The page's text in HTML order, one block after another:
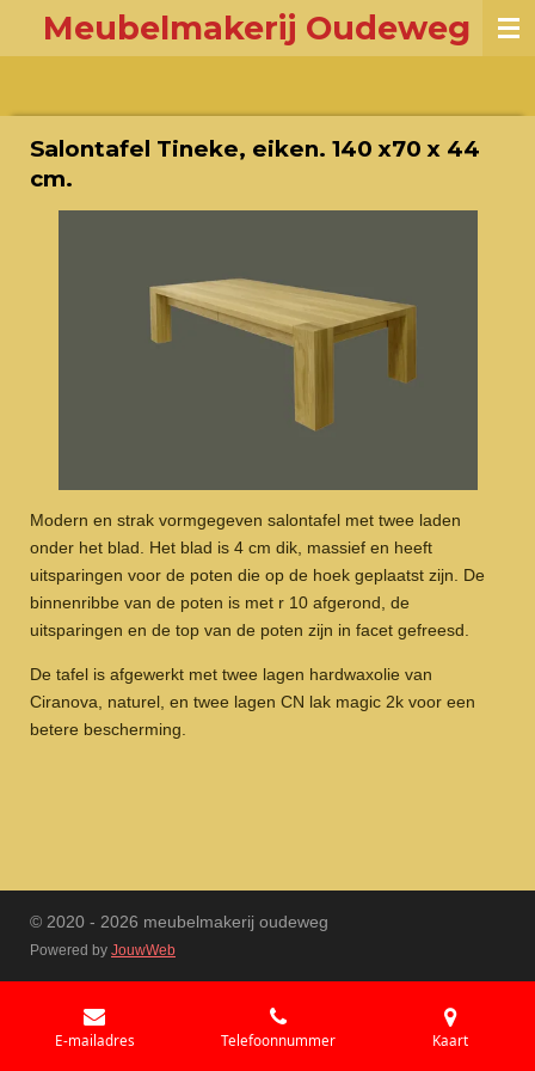
Meubelmakerij Oudeweg
Salontafel Tineke, eiken. 140 x70 x 44
cm.
Modern en strak vormgegeven salontafel met twee laden
onder het blad. Het blad is 4 cm dik, massief en heeft
uitsparingen voor de poten die op de hoek geplaatst zijn. De
binnenribbe van de poten is met r 10 afgerond, de
uitsparingen en de top van de poten zijn in facet gefreesd.
De tafel is afgewerkt met twee lagen hardwaxolie van
Ciranova, naturel, en twee lagen CN lak magic 2k voor een
betere bescherming.
© 2020 - 2026 meubelmakerij oudeweg
Powered by JouwWeb
E-mailadres Telefoonnummer Kaart